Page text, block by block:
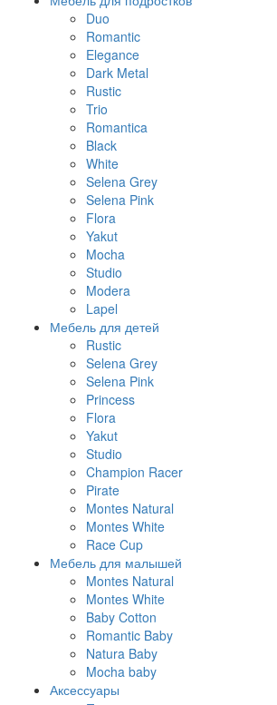
Duo
Romantic
Elegance
Dark Metal
Rustic
Trio
Romantica
Black
White
Selena Grey
Selena Pink
Flora
Yakut
Mocha
Studio
Modera
Lapel
Мебель для детей
Rustic
Selena Grey
Selena Pink
Princess
Flora
Yakut
Studio
Champion Racer
Pirate
Montes Natural
Montes White
Race Cup
Мебель для малышей
Montes Natural
Montes White
Baby Cotton
Romantic Baby
Natura Baby
Mocha baby
Аксессуары